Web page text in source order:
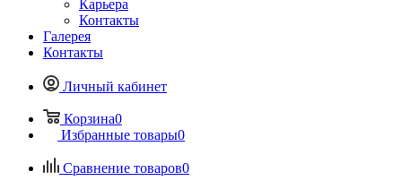
Карьера
Контакты
Галерея
Контакты
Личный кабинет
Корзина0
Избранные товары0
Сравнение товаров0